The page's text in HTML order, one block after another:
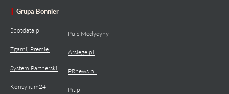
Grupa Bonnier
Spotdata.pl
Zgarnij Premię
System Partnerski
Konsylium24
Puls Medycyny
Arslege.pl
PRnews.pl
Pit.pl